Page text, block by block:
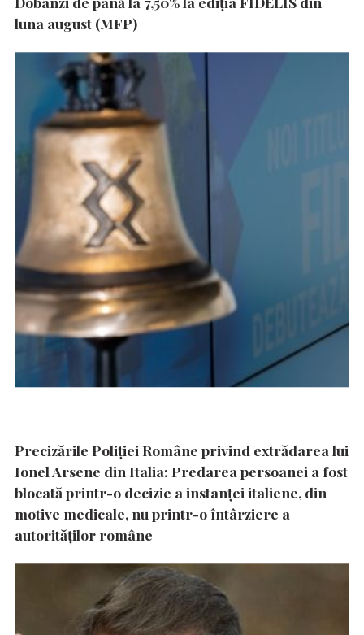
luna august (MFP)
Precizările Poliţiei Române privind extrădarea lui
Ionel Arsene din Italia: Predarea persoanei a fost
blocată printr-o decizie a instanţei italiene, din
motive medicale, nu printr-o întârziere a
autorităţilor române